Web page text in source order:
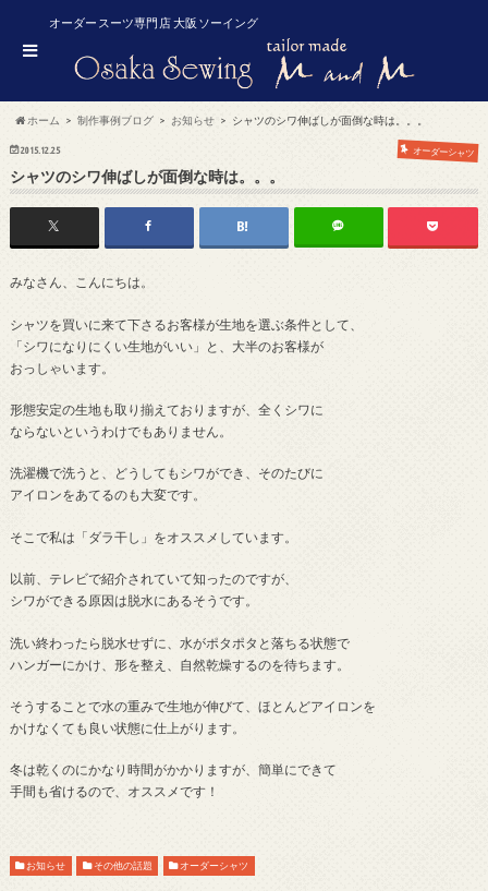
オーダースーツ専門店 大阪ソーイング
ホーム 制作事例ブログ お知らせ シャツのシワ伸ばしが面倒な時は。。。
2015.12.25 オーダーシャツ
シャツのシワ伸ばしが面倒な時は。。。
みなさん、こんにちは。
シャツを買いに来て下さるお客様が生地を選ぶ条件として、
「シワになりにくい生地がいい」と、大半のお客様が
おっしゃいます。
形態安定の生地も取り揃えておりますが、全くシワに
ならないというわけでもありません。
洗濯機で洗うと、どうしてもシワができ、そのたびに
アイロンをあてるのも大変です。
そこで私は「ダラ干し」をオススメしています。
以前、テレビで紹介されていて知ったのですが、
シワができる原因は脱水にあるそうです。
洗い終わったら脱水せずに、水がポタポタと落ちる状態で
ハンガーにかけ、形を整え、自然乾燥するのを待ちます。
そうすることで水の重みで生地が伸びて、ほとんどアイロンを
かけなくても良い状態に仕上がります。
冬は乾くのにかなり時間がかかりますが、簡単にできて
手間も省けるので、オススメです！
お知らせ その他の話題 オーダーシャツ